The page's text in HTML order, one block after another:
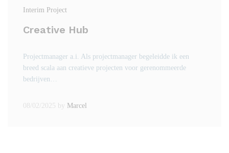
Interim Project
Creative Hub
Projectmanager a.i. Als projectmanager begeleidde ik een
breed scala aan creatieve projecten voor gerenommeerde
bedrijven…
08/02/2025 by Marcel